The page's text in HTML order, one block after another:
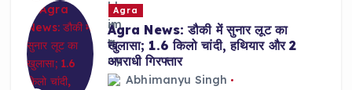
Agra
Agra News: डौकी में सुनार लूट का
खुलासा; 1.6 किलो चांदी, हथियार और 2
अपराधी गिरफ्तार
Abhimanyu Singh